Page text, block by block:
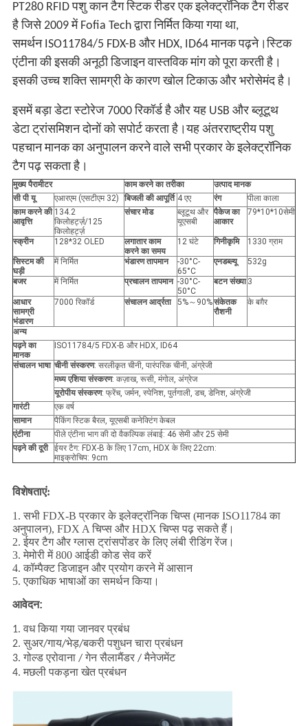
PT280 RFID पशु कान टैग स्टिक रीडर एक इलेक्ट्रॉनिक टैग रीडर
है जिसे 2009 में Fofia Tech द्वारा निर्मित किया गया था,
समर्थन ISO11784/5 FDX-B और HDX, ID64 मानक पढ़ने।स्टिक
एंटीना की इसकी अनूठी डिजाइन वास्तविक मांग को पूरा करती है।
इसकी उच्च शक्ति सामग्री के कारण खोल टिकाऊ और भरोसेमंद है।
इसमें बड़ा डेटा स्टोरेज 7000 रिकॉर्ड है और यह USB और ब्लूटूथ
डेटा ट्रांसमिशन दोनों को सपोर्ट करता है।यह अंतरराष्ट्रीय पशु
पहचान मानक का अनुपालन करने वाले सभी प्रकार के इलेक्ट्रॉनिक
टैग पढ़ सकता है।
मुख्य पैरामीटर काम करने का तरीका
उत्पाद मानक
सी पी यू
एआरएम (एसटीएम 32) बिजली की आपूर्ति 4 एए रंग
पीला काला
काम करने की
आवृत्ति
134.2
किलोहर्ट्ज़/125
किलोहर्ट्ज़
संचार मोड
ब्लूटूथ और
यूएसबी
पैकेज का
आकार
79*10*10सेमी
स्क्रीन 128*32 OLED
लगातार काम
करने का समय
12 घंटे गिनीकृमि 1330 ग्राम
सिस्टम की
घड़ी
में निर्मित भंडारण तापमान
-30°C-
65°C
एनडब्ल्यू 532g
बजर में निर्मित प्रचालन तापमान -30°C-
50°C
बटन संख्या 3
आधार
सामग्री
भंडारण
7000 रिकॉर्ड संचालन आर्द्रता 5%～90%संकेतक
रौशनी
के बग़ैर
अन्य
पढ़ने का
मानक
ISO11784/5 FDX-B और HDX, ID64
संचालन भाषा चीनी संस्करण: सरलीकृत चीनी, पारंपरिक चीनी, अंग्रेजी
मध्य एशिया संस्करण: कज़ाख, रूसी, मंगोल, अंग्रेज
यूरोपीय संस्करण: फ्रेंच, जर्मन, स्पेनिश, पुर्तगाली, डच, डेनिश, अंग्रेजी
गारंटी
एक वर्ष
सामान
पैकिंग स्टिक बैरल, यूएसबी कनेक्टिंग केबल
एंटीना
पीले एंटीना भाग की दो वैकल्पिक लंबाई: 46 सेमी और 25 सेमी
पढ़ने की दूरी
ईयर टैग: FDX-B के लिए 17cm, HDX के लिए 22cm:
माइक्रोचिप: 9cm
विशेषताएं:
1. सभी FDX-B प्रकार के इलेक्ट्रॉनिक चिप्स (मानक ISO11784 का
अनुपालन), FDX A चिप्स और HDX चिप्स पढ़ सकते हैं।
2. ईयर टैग और ग्लास ट्रांसपोंडर के लिए लंबी रीडिंग रेंज।
3. मेमोरी में 800 आईडी कोड सेव करें
4. कॉम्पैक्ट डिजाइन और प्रयोग करने में आसान
5. एकाधिकभाषाओं का समर्थन किया।
आवेदन:
1. वध किया गया जानवरप्रबंध
2. सुअर/गाय/भेड़/बकरी पशुधन चारा प्रबंधन
3. गोल्ड एरोवाना / गेन सैलामैंडर / मैनेजमेंट
4. मछली पकड़नाखेत प्रबंधन